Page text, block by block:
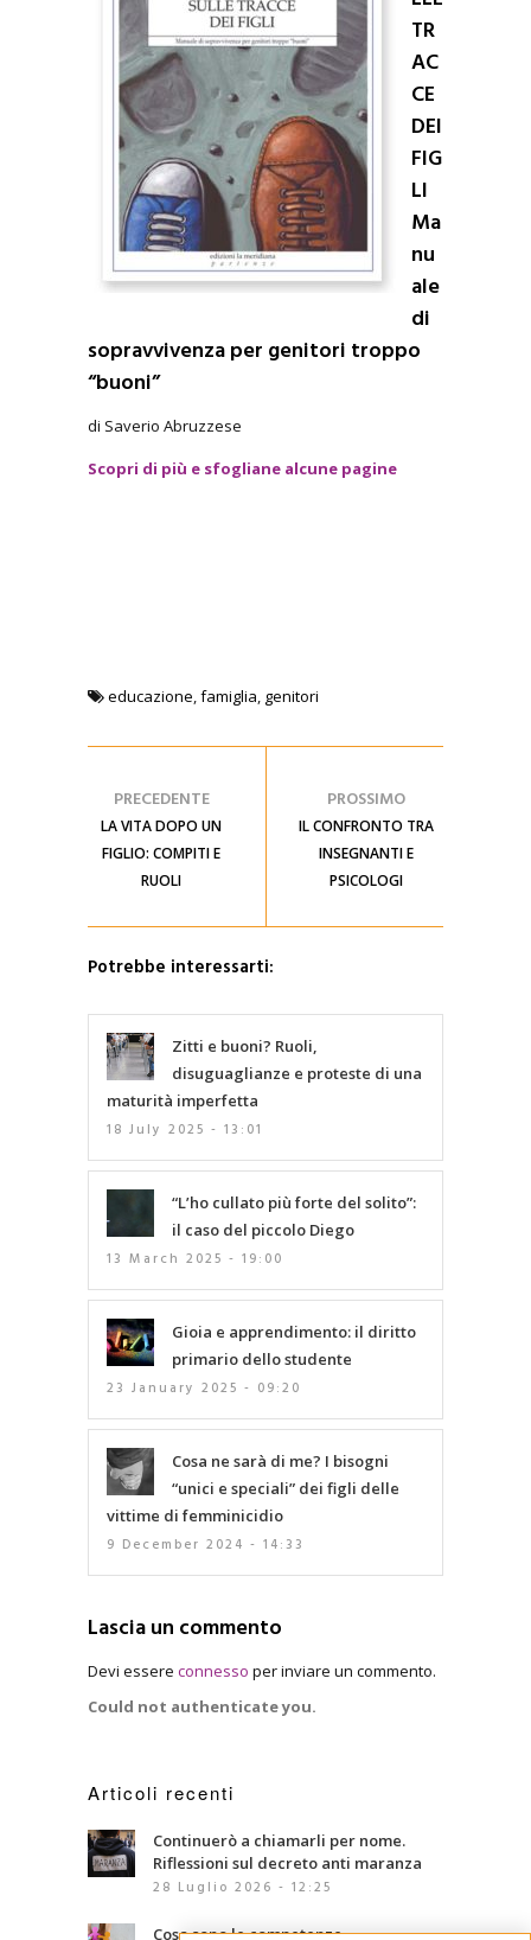
TR
AC
CE
DEI
FIG
LI
Ma
nu
ale
di
sopravvivenza per genitori troppo
“buoni”
di Saverio Abruzzese
Scopri di più e sfogliane alcune pagine
educazione,famiglia, genitori
PRECEDENTE
LA VITA DOPO UN
FIGLIO: COMPITI E
RUOLI
PROSSIMO
IL CONFRONTO TRA
INSEGNANTI E
PSICOLOGI
Potrebbe interessarti:
Zitti e buoni? Ruoli,
disuguaglianze e proteste di una
maturità imperfetta
18 July 2025 - 13:01
“L’ho cullato più forte del solito”:
il caso del piccolo Diego
13 March 2025 - 19:00
Gioia e apprendimento: il diritto
primario dello studente
23 January 2025 - 09:20
Cosa ne sarà di me? I bisogni
“unici e speciali” dei figli delle
vittime di femminicidio
9 December 2024 - 14:33
Lascia un commento
Devi essere connesso per inviare un commento.
Could not authenticate you.
Articoli recenti
Continuerò a chiamarli per nome.
Riflessioni sul decreto anti maranza
28 Luglio 2026 - 12:25
Cosa sono le competenze